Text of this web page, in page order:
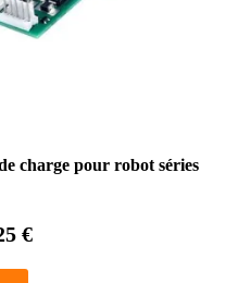
charge pour robot séries
€